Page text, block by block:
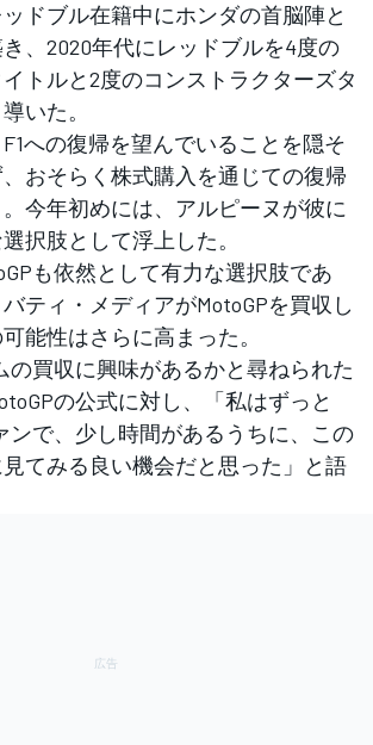
ドブル在籍中にホンダの首脳陣と
、2020年代にレッドブルを4度の
トルと2度のコンストラクターズタ
いた。
への復帰を望んでいることを隠そ
おそらく株式購入を通じての復帰
今年初めには、アルピーヌが彼に
択肢として浮上した。
も依然として有力な選択肢であ
ティ・メディアがMotoGPを買収し
能性はさらに高まった。
の買収に興味があるかと尋ねられた
の公式に対し、「私はずっと
ンで、少し時間があるうちに、この
てみる良い機会だと思った」と語